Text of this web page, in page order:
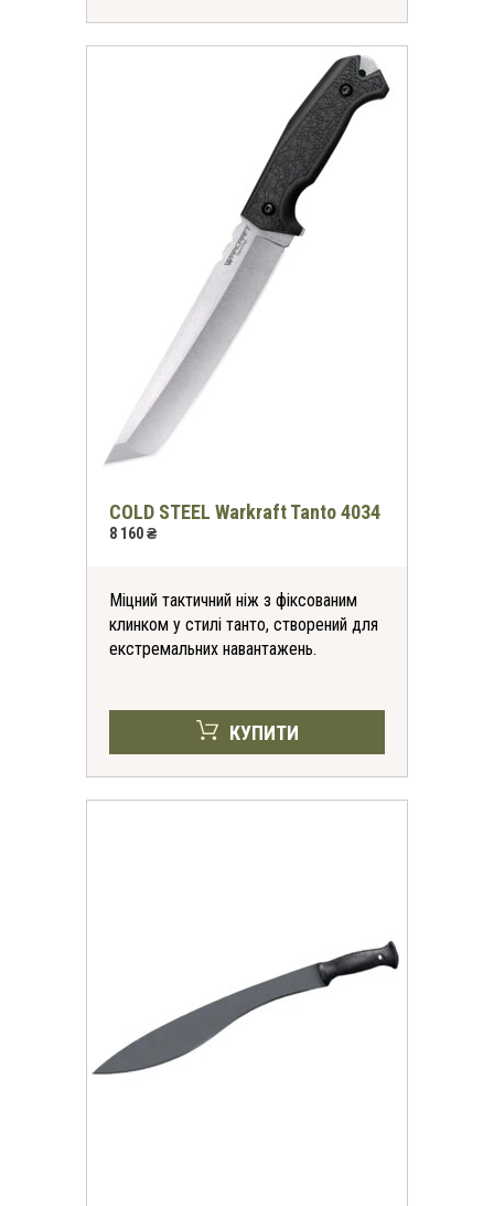
COLD STEEL Warkraft Tanto 4034
8 160 ₴
Міцний тактичний ніж з фіксованим
клинком у стилі танто, створений для
екстремальних навантажень.
КУПИТИ